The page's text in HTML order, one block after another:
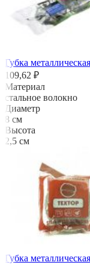
Губка
109,62 ₽
Материал
стальное волокно
Диаметр
8 см
Высота
2,5 см
Губка